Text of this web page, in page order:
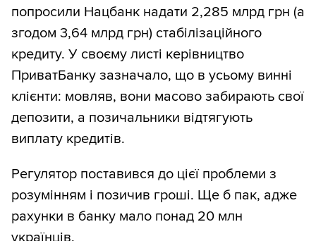
попросили Нацбанк надати 2,285 млрд грн (а
згодом 3,64 млрд грн) стабілізаційного
кредиту. У своєму листі керівництво
ПриватБанку зазначало, що в усьому винні
клієнти: мовляв, вони масово забирають свої
депозити, а позичальники відтягують
виплату кредитів.
Регулятор поставився до цієї проблеми з
розумінням і позичив гроші. Ще б пак, адже
рахунки в банку мало понад 20 млн
українців.